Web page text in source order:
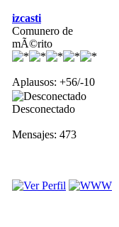
izcasti
Comunero de
mÃ©rito
Aplausos: +56/-10
Desconectado
Mensajes: 473